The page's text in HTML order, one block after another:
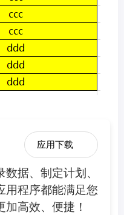
应用下载
据、制定计划、
用程序都能满足您
高效、便捷！